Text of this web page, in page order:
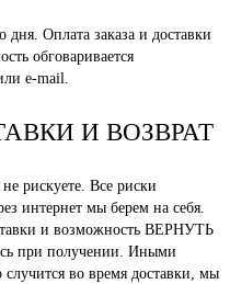
дня. Оплата заказа и доставки
обговаривается
e-mail.
И ВОЗВРАТ
рискуете. Все риски
интернет мы берем на себя.
и возможность ВЕРНУТЬ
при получении. Иными
во время доставки, мы